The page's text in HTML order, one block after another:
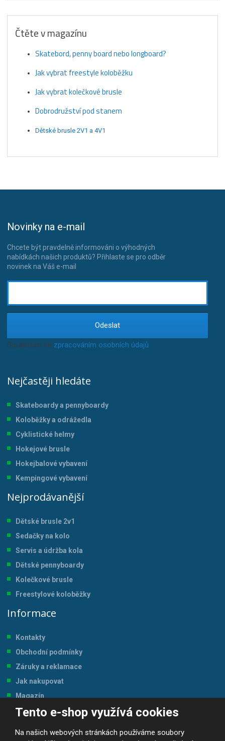
Tento e-shop využívá cookies
Na našich webových stránkách používáme soubory
Čtěte v magazínu
Skatebord, penny board nebo longboard?
Jak vybrat freestyle koloběžku
Jak vybrat kolečkové brusle
Dobrodružství pod stanem
Dětské brusle 2V1 a 4V1
Novinky na e-mail
Chcete být pravdelně informováni o výhodných
nabídkách našich produktů? Přihlaste se pro odběr
novinek na Váš e-mail
Odeslat
Souhlasím se zpracováním osobních údajů
Nejčastěji hledáte
Skateboardy a pennyboardy
Koloběžky a odrážedla
Cyklistické helmy
Hokejové brusle
Hokejbalové vybavení
Kempingové vybavení
Nejprodávanější
Dětské brusle 2v1
Sedačky na kolo
Servis a údržba kola
Dětské pennyboardy
Kolečkové brusle
Freestylové koloběžky
Informace
Kontakty
Obchodní podmínky
Záruky a reklamace
Jak nakupovat
Magazín
Tabulka velikostí